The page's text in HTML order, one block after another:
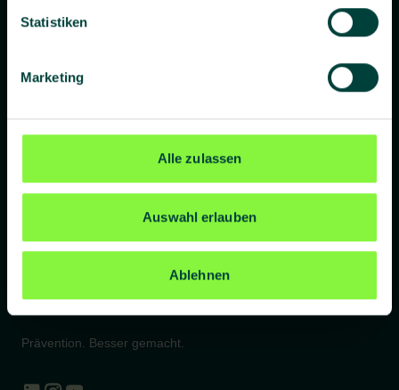
Statistiken
Marketing
Alle zulassen
Auswahl erlauben
Ablehnen
individuelle Angebote und Informationen per E-Mail
zusenden darf.
Datenschutzerklärung.
Prävention. Besser gemacht.